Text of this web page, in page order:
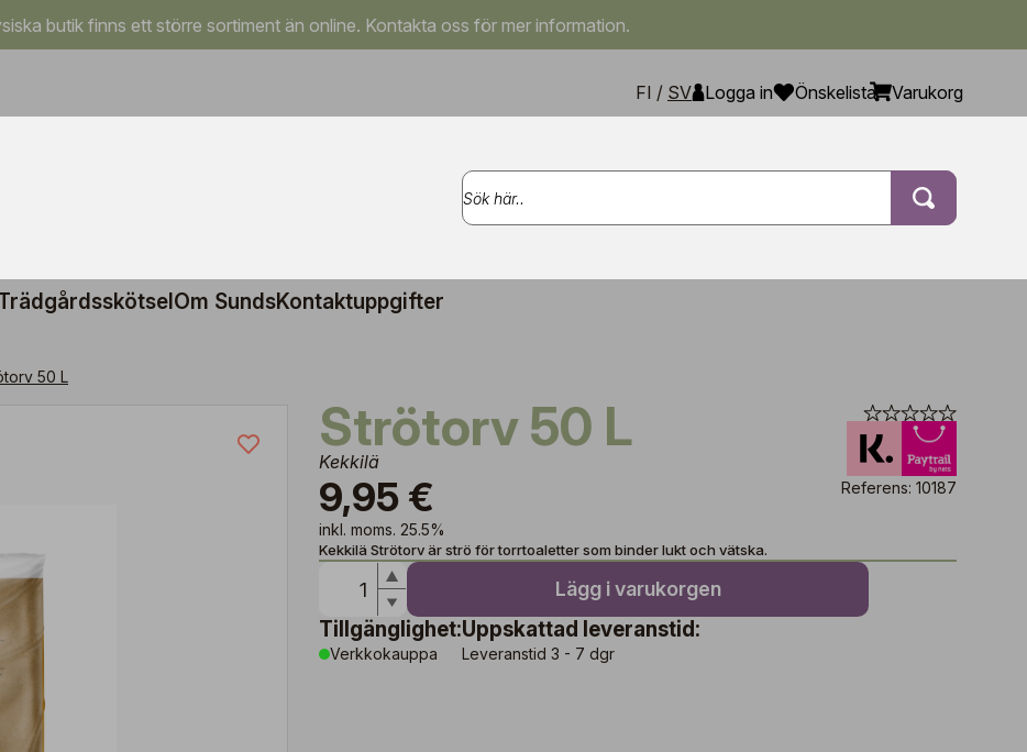
butik finns ett större sortiment än online. Kontakta oss för mer information.
FI / SV Logga in Önskelista Varukorg
Om SundsKontaktuppgifter
50 L
Strötorv 50 L
Kekkilä
9,95 €
inkl. moms. 25.5%
Referens: 10187
Kekkilä Strötorv är strö för torrtoaletter som binder lukt och vätska.
Lägg i varukorgen
Tillgänglighet:
Verkkokauppa
Uppskattad leveranstid:
Leveranstid 3 - 7 dgr